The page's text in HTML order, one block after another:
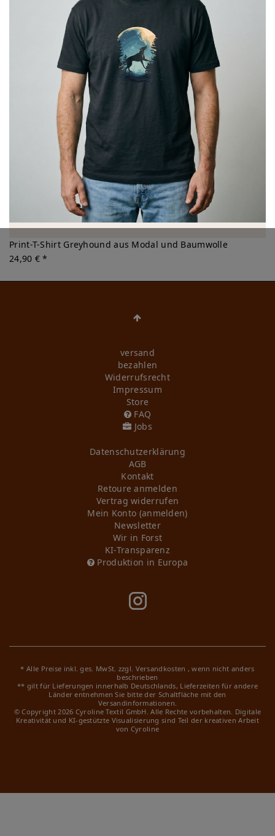
Print-T-Shirt Greyhound aus Modal und Baumwolle
24,90 € *
versand
bezahlen
Widerrufs­recht
Impressum
Store
FAQ
Jobs
Daten­schutz­erklärung
AGB
Kontakt
Retoure anmelden
Vertrag widerrufen
Mein Konto (anmelden)
Newsletter
Wir in Forst
KI-Transparenz
Produktion in Europa
* Alle Preise inkl. ges. MwSt. zzgl. Versandkosten , wenn nicht anders
beschrieben
** gilt für Lieferungen innerhalb Deutschlands, Lieferzeiten für andere
Länder entnehmen Sie bitte der Schaltfläche mit den
Versandinformationen.
© Copyright 2026 Cyroline Textil GmbH. Alle Rechte vorbehalten. Digitale
Kreativität und KI-gestützte Visualisierung sind Teil der kreativen Arbeit
von Cyroline